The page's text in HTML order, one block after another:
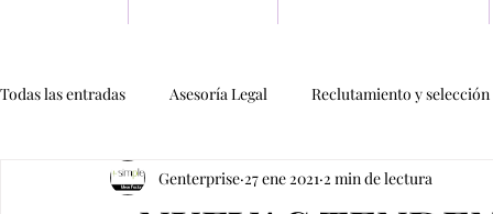
Todas las entradas Asesoría Legal Reclutamiento y selección
Genterprise 27 ene 2021 2 min de lectura